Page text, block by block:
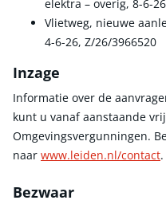
elektra – overig, 8-6-
Vlietweg, nieuwe
4-6-26, Z/26/3966520
Inzage
Informatie over de
kunt u vanaf aanstaande
Omgevingsvergunningen.
naar www.leiden.nl/contact.
Bezwaar